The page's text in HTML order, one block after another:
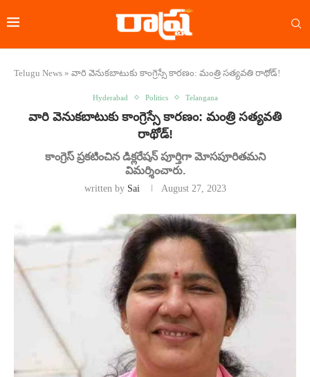
Telugu News » వారి వెనుకబాటుకు కాంగ్రెస్సే కారణం: మంత్రి సత్యవతి రాథోడ్‌!
Hyderabad Politics Telangana
వారి వెనుకబాటుకు కాంగ్రెస్సే కారణం: మంత్రి సత్యవతి
రాథోడ్‌!
కాంగ్రెస్ ప్రకటించిన డిక్లరేషన్ పూర్తిగా మోసపూరితమని
విమర్శించారు.
written by Sai August 27, 2023